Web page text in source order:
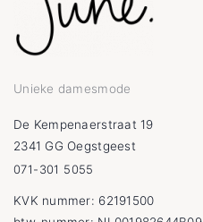
Unieke damesmode
De Kempenaerstraat 19
2341 GG Oegstgeest
071-301 5055
KVK nummer: 62191500